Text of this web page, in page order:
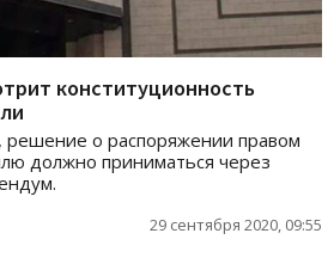
конституционность
о распоряжении правом
должно приниматься через
29 сентября 2020, 09:55